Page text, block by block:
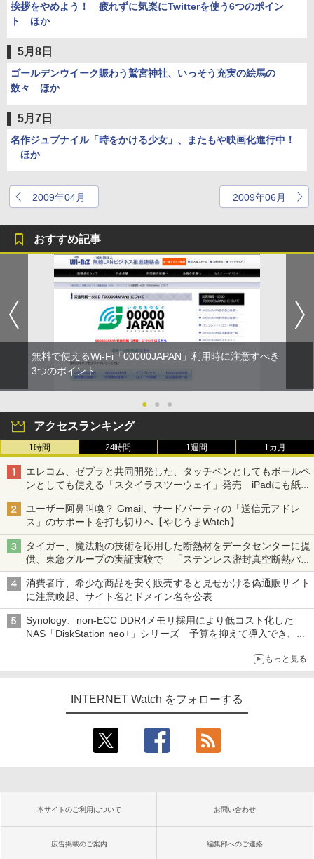
挨拶をやめよう！ 疲れずに気楽にTwitterを使う6つのポイン
ト ほか
5月8日
ゴールデンウイーク賑わう鷲宮神社、いっそう充実の絵馬の
数々 ほか
5月7日
名作ジュブナイル「時をかける少女」、またもや映画化進行中！
ほか
2009年04月 2009年06月
おすすめ記事
無料で使えるWi-Fi「00000JAPAN」利用時に注意すべき
3つのポイント
● ● ●
アクセスランキング
1時間 24時間 1週間 1カ月
エレコム、ゼブラと共同開発した、タッチペンとしてもボールペ
ンとしても使える「スタイラスツーウェイ」発売 iPadにも紙に
も、持ち替えずに書き込める
ユーザー阿鼻叫喚？ Gmail、サードパーティの「送信元アドレ
ス」のサポートを打ち切りへ【やじうまWatch】
タイガー、魔法瓶の技術を応用した断熱材をデータセンターに提
供、東急グループの実証実験で 「ステンレス密封真空断熱パネ
ル TIVIP」
消費者庁、希少な商品を安く販売すると見せかける偽通販サイト
に注意喚起、サイト名とドメイン名を公表
Synology、non-ECC DDR4メモリ採用により低コスト化した
NAS「DiskStation neo+」シリーズ 予算を抑えて導入でき、
もっと見る
INTERNET Watch をフォローする
本サイトのご利用について お問い合わせ
広告掲載のご案内 編集部へのご連絡